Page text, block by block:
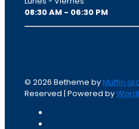
08:30 AM - 06:30 PM
© 2026 Betheme by Muffin
Reserved | Powered by